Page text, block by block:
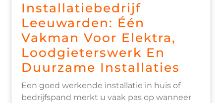
Installatiebedrijf
Leeuwarden: Één
Vakman Voor Elektra,
Loodgieterswerk En
Duurzame Installaties
Een goed werkende installatie in huis of
bedrijfspand merkt u vaak pas op wanneer